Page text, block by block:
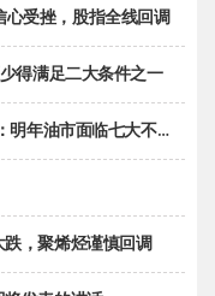
心受挫，股指全线回调
得满足二大条件之一
油市面临七大不确定性
，聚烯烃谨慎回调